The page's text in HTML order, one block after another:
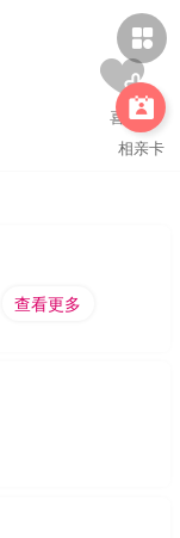


相亲卡
查看更多